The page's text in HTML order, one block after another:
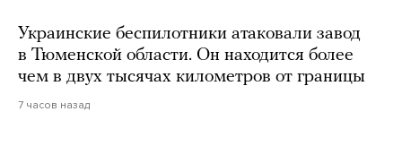
Украинские беспилотники атаковали завод
в Тюменской области. Он находится более
чем в двух тысячах километров от границы
7 часов назад